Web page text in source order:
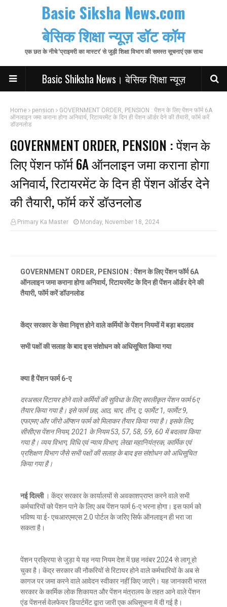
Basic Siksha News.com
बेसिक शिक्षा न्यूज़ डॉट कॉम
एक छत के नीचे 'प्राइमरी का मास्टर' से जुड़ी शिक्षा विभाग की समस्त सूचनाएं एक साथ
Basic Shiksha News। बेसिक शिक्षा न्यूज़
Home pension
GOVERNMENT ORDER, PENSION : पेंशन के लिए पेंशन फॉर्म 6A
ऑनलाइन जमा कराना होगा अनिवार्य, रिटायरमेंट के दिन ही पेंशन ऑर्डर देने की तैयारी, फॉर्म करें
डॉउनलोड
GOVERNMENT ORDER, PENSION : पेंशन के
लिए पेंशन फॉर्म 6A ऑनलाइन जमा कराना होगा
अनिवार्य, रिटायरमेंट के दिन ही पेंशन ऑर्डर देने
की तैयारी, फॉर्म करें डॉउनलोड
Primary Ka Master Monday, November 18, 2024
GOVERNMENT ORDER, PENSION : पेंशन के लिए पेंशन फॉर्म 6A
ऑनलाइन जमा कराना होगा अनिवार्य, रिटायरमेंट के दिन ही पेंशन ऑर्डर देने की
तैयारी, फॉर्म करें डॉउनलोड
केंद्र सरकार के सेवा निवृत्त होने वाले कर्मियों के पेंशन नियमों में बड़ा बदलाव
सभी पक्षों की सलाह के बाद इस संशोधन को अधिसूचित किया गया
क्या है पेंशन फार्म 6-ए
दरअसल रिटायर होने वाले कर्मियों की सुविधा के लिए सरलीकृत पेंशन फार्म 6ए
तैयार किया गया है। इसे फार्म छह, आठ, चार, तीन, ए, फार्मेट 1, फार्मेट 9,
एफएमए और जीरो ऑप्शन फार्म को मिलाकर तैयार किया गया है। इसके लिए,
सीसीएस पेंशन नियम, 2021 के नियम 53, 57, 58, 59, 60 में बदलाव किया
गया है। व्यय विभाग, विधि एवं न्याय विभाग, लेखा महानियंत्रक, कार्मिक एवं
प्रशिक्षण विभाग जैसे सभी पक्षों की सलाह के बाद इस संशोधन को अधिसूचित
किया गया है।
नई दिल्ली। केंद्र सरकार के कार्यालयों से अवकाशप्राप्त करने वाले सभी
कर्मचारियों को पेंशन पाने के लिए अब पेंशन फार्म 6-ए भरना होगा। इस फार्म को
भविष्य या ई- एचआरएमएस 2.0 पोर्टल के जरिए सिर्फ ऑनलाइन ही भरा जा
सकता है।
पेंशन प्रक्रिया से जुड़ा ये यह नया नियम देश में छह नवंबर 2024 से लागू हो
चुका है। केंद्र सरकार की नौकरियों से रिटायर होने वाले कर्मचारियों के अब से
कागज पर जमा करने वाले आवेदन स्वीकार नहीं किए जाएंगे। यह जानकारी भारत
सरकार के कार्मिक लोक शिकायत और पेंशन मंत्रालय के तहत आने वाले पेंशन
एंड पेंशनर्स वेलफेयर डिपार्टमेंट द्वारा जारी एक अधिसूचना में दी गई है।